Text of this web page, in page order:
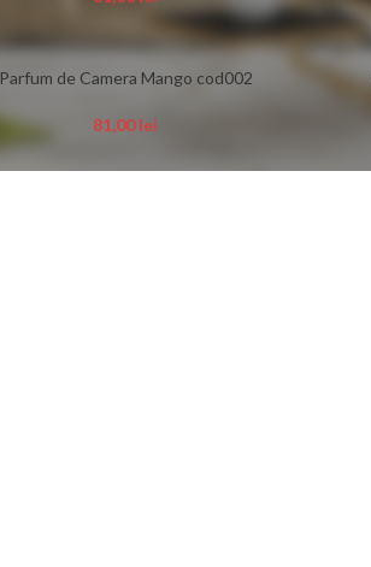
Parfum de Camera Mango cod002
81,00lei